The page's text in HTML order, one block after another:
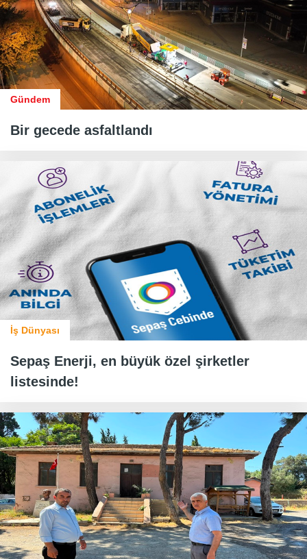
Gündem
Bir gecede asfaltlandı
İş Dünyası
Sepaş Enerji, en büyük özel şirketler
listesinde!